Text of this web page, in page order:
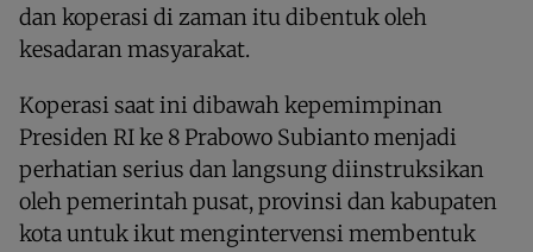
dan koperasi di zaman itu dibentuk oleh
kesadaran masyarakat.
Koperasi saat ini dibawah kepemimpinan
Presiden RI ke 8 Prabowo Subianto menjadi
perhatian serius dan langsung diinstruksikan
oleh pemerintah pusat, provinsi dan kabupaten
kota untuk ikut mengintervensi membentuk